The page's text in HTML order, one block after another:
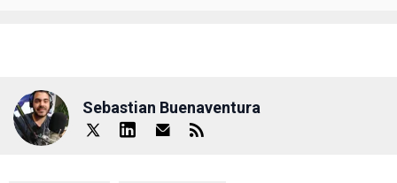
Sebastian Buenaventura